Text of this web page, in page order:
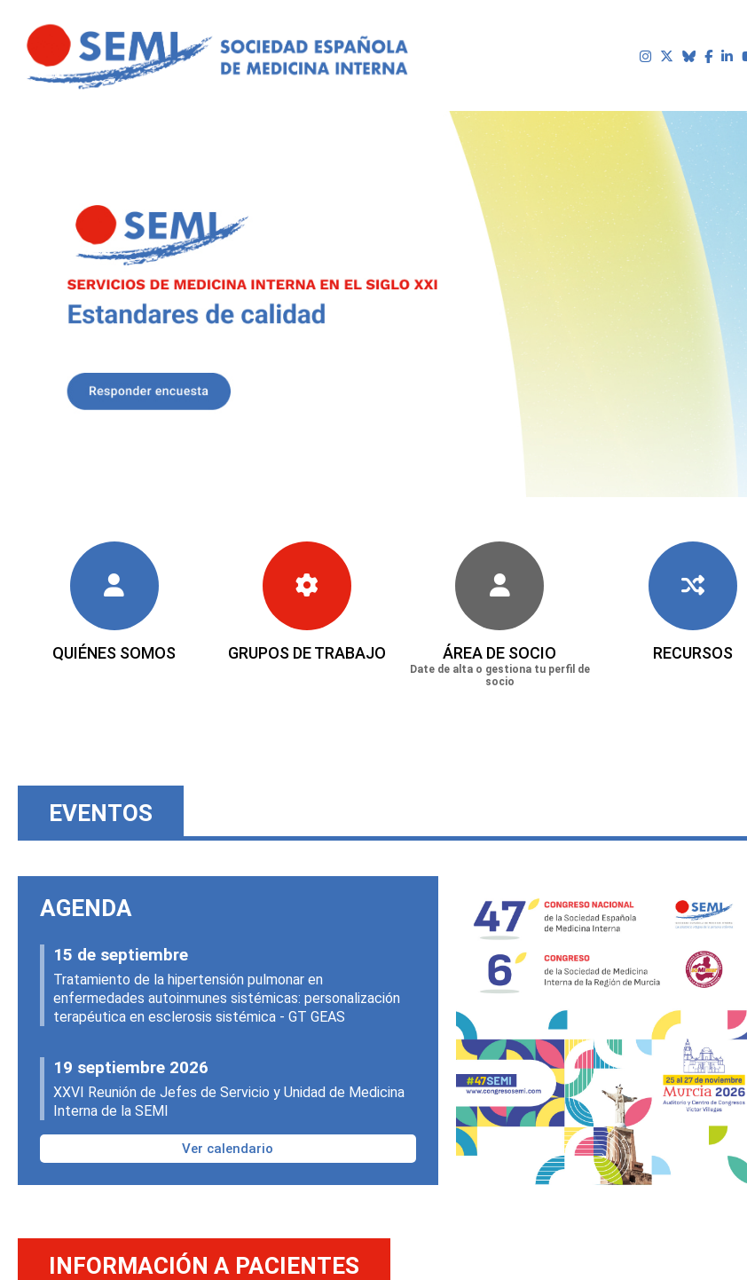
QUIÉNES SOMOS GRUPOS DE TRABAJO ÁREA DE SOCIO
Date de alta o gestiona tu perfil de
socio
RECURSOS
EVENTOS
AGENDA
15 de septiembre
Tratamiento de la hipertensión pulmonar en
enfermedades autoinmunes sistémicas: personalización
terapéutica en esclerosis sistémica - GT GEAS
19 septiembre 2026
XXVI Reunión de Jefes de Servicio y Unidad de Medicina
Interna de la SEMI
Ver calendario
INFORMACIÓN A PACIENTES